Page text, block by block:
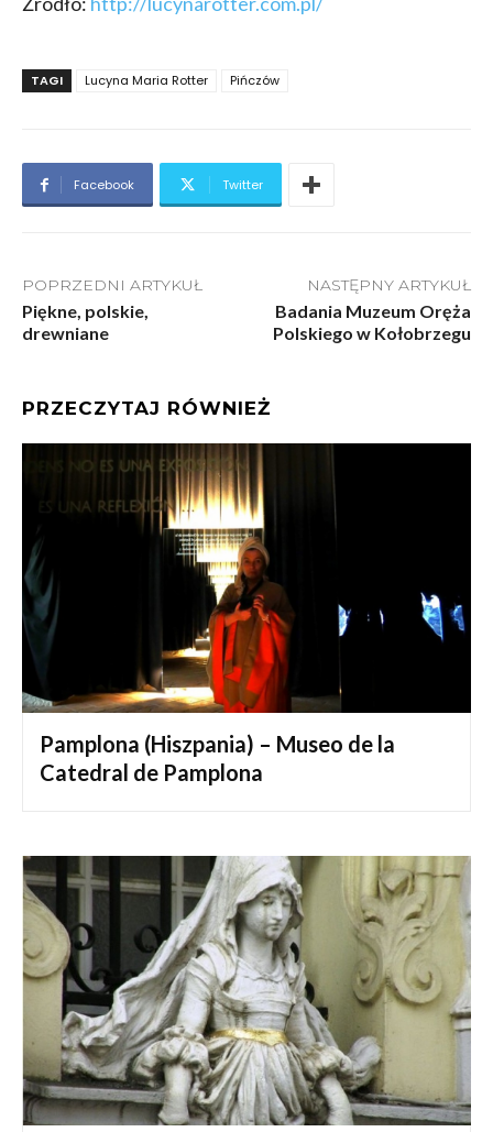
TAGI Lucyna Maria Rotter Pińczów
Facebook Twitter
POPRZEDNI ARTYKUŁ
Piękne, polskie,
drewniane
NASTĘPNY ARTYKUŁ
Badania Muzeum Oręża
Polskiego w Kołobrzegu
PRZECZYTAJ RÓWNIEŻ
Pamplona (Hiszpania) – Museo de la
Catedral de Pamplona